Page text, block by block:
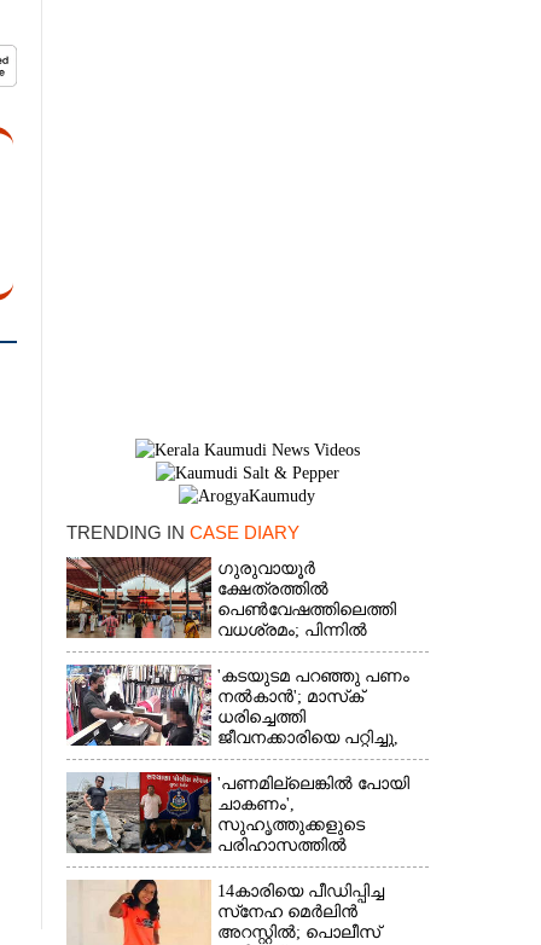
TRENDING IN CASE DIARY
ഗുരുവായൂർ
ക്ഷേത്രത്തിൽ
പെൺവേഷത്തിലെത്തി
വധശ്രമം; പിന്നിൽ
വിദേശത്തുള്ള ഭാര്യക്ക്
ചിത്രങ്ങൾ അയച്ചതിലെ
പക
'കടയുടമ പറഞ്ഞു പണം
നൽകാൻ'; മാസ്‌ക്
ധരിച്ചെത്തി
ജീവനക്കാരിയെ പറ്റിച്ചു,
നഷ്‌ടമായത് 6000 രൂപ
'പണമില്ലെങ്കിൽ പോയി
ചാകണം',
സുഹൃത്തുക്കളുടെ
പരിഹാസത്തിൽ
വ്യവസായിയുടെ
ആത്മഹത്യ, മൂന്ന് പേർ
അറസ്റ്റിൽ
14കാരിയെ പീഡിപ്പിച്ച
സ്‌നേഹ മെർലിൻ
അറസ്റ്റിൽ; പൊലീസ്
×